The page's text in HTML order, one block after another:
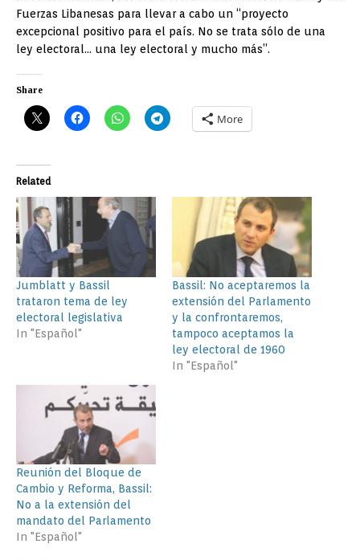
Fuerzas Libanesas para llevar a cabo un “proyecto
excepcional positivo para el país. No se trata sólo de una
ley electoral… una ley electoral y mucho más”.
Share
More
Related
Jumblatt y Bassil
trataron tema de ley
electoral legislativa
In "Español"
Bassil: No aceptaremos la
extensión del Parlamento
y la confrontaremos,
tampoco aceptamos la
ley electoral de 1960
In "Español"
Reunión del Bloque de
Cambio y Reforma, Bassil:
No a la extensión del
mandato del Parlamento
In "Español"